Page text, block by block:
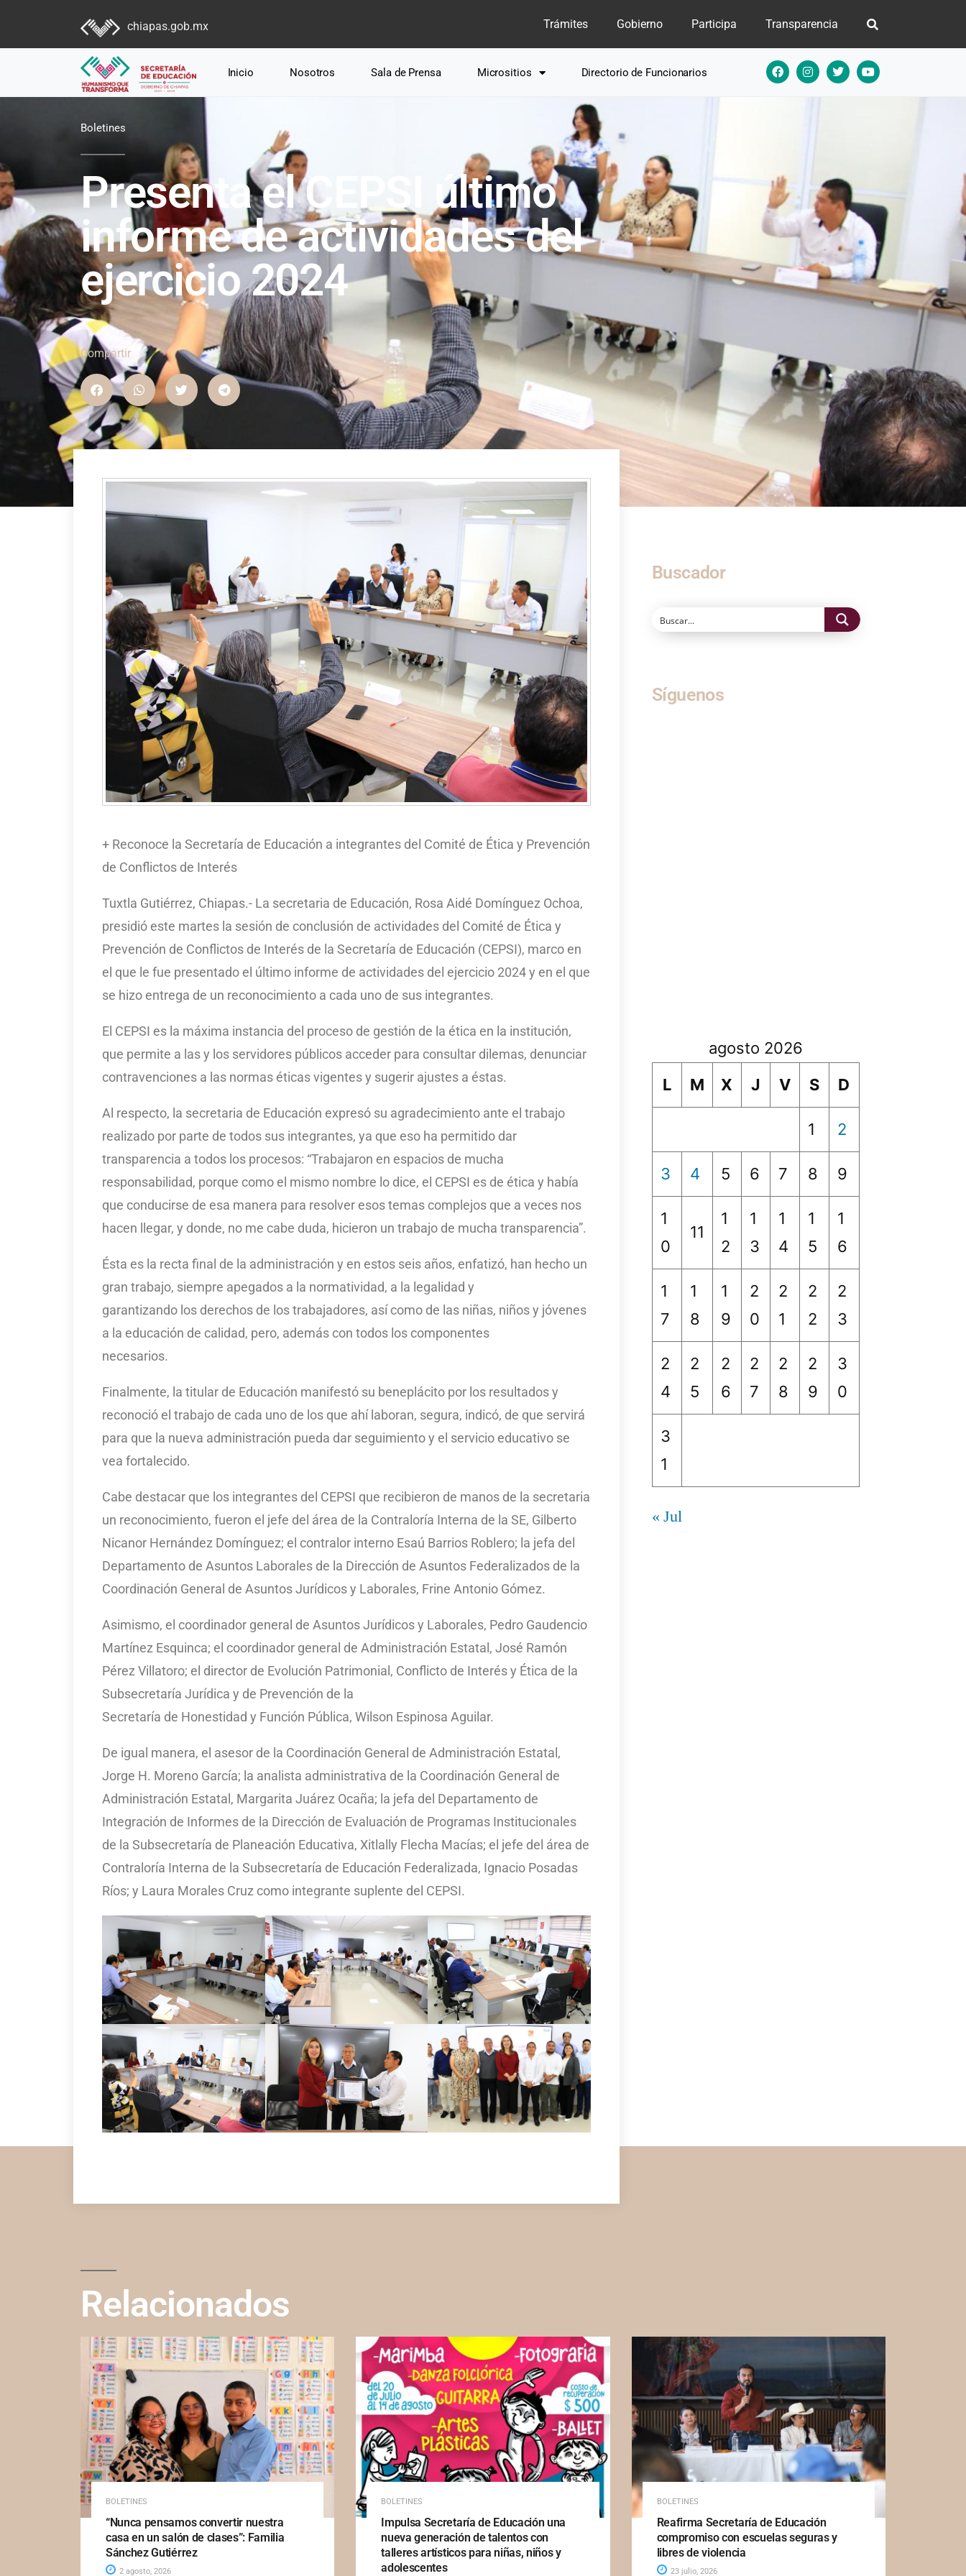
chiapas.gob.mx Trámites Gobierno Participa Transparencia
Inicio Nosotros Sala de Prensa Micrositios Directorio de Funcionarios
Boletines
Presenta el CEPSI último
informe de actividades del
ejercicio 2024
Compartir
+ Reconoce la Secretaría de Educación a integrantes del Comité de Ética y Prevención
de Conflictos de Interés
Tuxtla Gutiérrez, Chiapas.- La secretaria de Educación, Rosa Aidé Domínguez Ochoa,
presidió este martes la sesión de conclusión de actividades del Comité de Ética y
Prevención de Conflictos de Interés de la Secretaría de Educación (CEPSI), marco en
el que le fue presentado el último informe de actividades del ejercicio 2024 y en el que
se hizo entrega de un reconocimiento a cada uno de sus integrantes.
El CEPSI es la máxima instancia del proceso de gestión de la ética en la institución,
que permite a las y los servidores públicos acceder para consultar dilemas, denunciar
contravenciones a las normas éticas vigentes y sugerir ajustes a éstas.
Al respecto, la secretaria de Educación expresó su agradecimiento ante el trabajo
realizado por parte de todos sus integrantes, ya que eso ha permitido dar
transparencia a todos los procesos: “Trabajaron en espacios de mucha
responsabilidad, porque como el mismo nombre lo dice, el CEPSI es de ética y había
que conducirse de esa manera para resolver esos temas complejos que a veces nos
hacen llegar, y donde, no me cabe duda, hicieron un trabajo de mucha transparencia”.
Ésta es la recta final de la administración y en estos seis años, enfatizó, han hecho un
gran trabajo, siempre apegados a la normatividad, a la legalidad y
garantizando los derechos de los trabajadores, así como de las niñas, niños y jóvenes
a la educación de calidad, pero, además con todos los componentes
necesarios.
Finalmente, la titular de Educación manifestó su beneplácito por los resultados y
reconoció el trabajo de cada uno de los que ahí laboran, segura, indicó, de que servirá
para que la nueva administración pueda dar seguimiento y el servicio educativo se
vea fortalecido.
Cabe destacar que los integrantes del CEPSI que recibieron de manos de la secretaria
un reconocimiento, fueron el jefe del área de la Contraloría Interna de la SE, Gilberto
Nicanor Hernández Domínguez; el contralor interno Esaú Barrios Roblero; la jefa del
Departamento de Asuntos Laborales de la Dirección de Asuntos Federalizados de la
Coordinación General de Asuntos Jurídicos y Laborales, Frine Antonio Gómez.
Asimismo, el coordinador general de Asuntos Jurídicos y Laborales, Pedro Gaudencio
Martínez Esquinca; el coordinador general de Administración Estatal, José Ramón
Pérez Villatoro; el director de Evolución Patrimonial, Conflicto de Interés y Ética de la
Subsecretaría Jurídica y de Prevención de la
Secretaría de Honestidad y Función Pública, Wilson Espinosa Aguilar.
De igual manera, el asesor de la Coordinación General de Administración Estatal,
Jorge H. Moreno García; la analista administrativa de la Coordinación General de
Administración Estatal, Margarita Juárez Ocaña; la jefa del Departamento de
Integración de Informes de la Dirección de Evaluación de Programas Institucionales
de la Subsecretaría de Planeación Educativa, Xitlally Flecha Macías; el jefe del área de
Contraloría Interna de la Subsecretaría de Educación Federalizada, Ignacio Posadas
Ríos; y Laura Morales Cruz como integrante suplente del CEPSI.
Buscador
Síguenos
agosto 2026
L
M X J V S D
1 2
3 4 5 6 7 8 9
1
0
11
1
2
1
3
1
4
1
5
1
6
1
7
1
8
1
9
2
0
2
1
2
2
2
3
2
4
2
5
2
6
2
7
2
8
2
9
3
0
3
1
« Jul
Relacionados
BOLETINES
“Nunca pensamos convertir nuestra
casa en un salón de clases”: Familia
Sánchez Gutiérrez
2 agosto, 2026
BOLETINES
Impulsa Secretaría de Educación una
nueva generación de talentos con
talleres artísticos para niñas, niños y
adolescentes
BOLETINES
Reafirma Secretaría de Educación
compromiso con escuelas seguras y
libres de violencia
23 julio, 2026